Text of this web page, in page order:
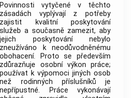
Povinnosti vytyčené v těchto
zásadách vyplývají z potřeby
zajistit kvalitní poskytování
služeb a současně zamezit, aby
jejich poskytování nebylo
zneužíváno k neodůvodněnému
obohacení. Proto se především
zdůrazňuje osobní výkon práce;
používat k výpomoci jiných osob
než rodinných příslušníků je
nepřípustné. Práce vykonávají